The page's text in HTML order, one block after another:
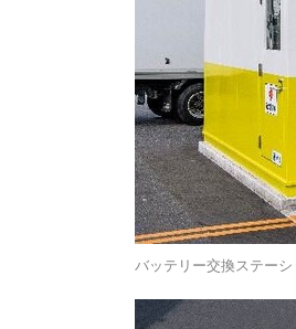
バッテリー交換ステー